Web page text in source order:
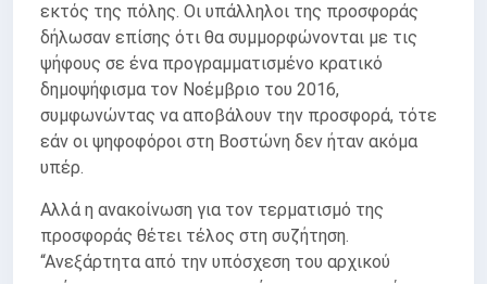
εκτός της πόλης. Οι υπάλληλοι της προσφοράς
δήλωσαν επίσης ότι θα συμμορφώνονται με τις
ψήφους σε ένα προγραμματισμένο κρατικό
δημοψήφισμα τον Νοέμβριο του 2016,
συμφωνώντας να αποβάλουν την προσφορά, τότε
εάν οι ψηφοφόροι στη Βοστώνη δεν ήταν ακόμα
υπέρ.
Αλλά η ανακοίνωση για τον τερματισμό της
προσφοράς θέτει τέλος στη συζήτηση.
“Ανεξάρτητα από την υπόσχεση του αρχικού